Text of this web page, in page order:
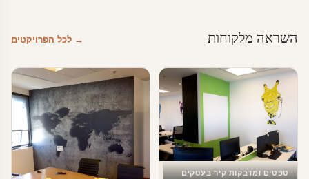
השראה מלקוחות → לכל הפרויקטים
טפטים ומדבקות קיר בעסקים